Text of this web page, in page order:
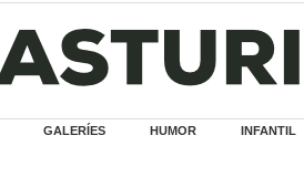
GALERÍES HUMOR INFANTIL